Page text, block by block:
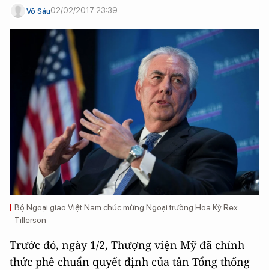
Võ Sáu02/02/2017 23:39
Bộ Ngoại giao Việt Nam chúc mừng Ngoại trưởng Hoa Kỳ Rex
Tillerson
Trước đó, ngày 1/2, Thượng viện Mỹ đã chính
thức phê chuẩn quyết định của tân Tổng thống